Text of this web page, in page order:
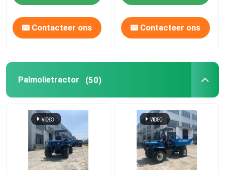
Contacteer ons Contacteer ons
Palmolietractor (50)